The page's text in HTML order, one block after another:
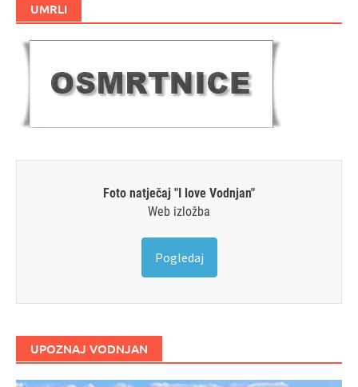
UMRLI
Foto natječaj "I love Vodnjan"
Web izložba
Pogledaj
UPOZNAJ VODNJAN